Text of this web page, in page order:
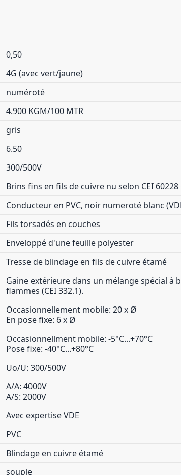
0,50
4G (avec vert/jaune)
numéroté
4.900 KGM/100 MTR
gris
6.50
300/500V
Brins fins en fils de cuivre nu selon CEI 60228
Conducteur en PVC, noir numeroté blanc
Fils torsadés en couches
Enveloppé d'une feuille polyester
Tresse de blindage en fils de cuivre étamé
Gaine extérieure dans un mélange spécial à
flammes (CEI 332.1).
Occasionnellement mobile: 20 x Ø
En pose fixe: 6 x Ø
Occasionnellment mobile: -5°C...+70°C
Pose fixe: -40°C...+80°C
Uo/U: 300/500V
A/A: 4000V
A/S: 2000V
Avec expertise VDE
PVC
Blindage en cuivre étamé
souple